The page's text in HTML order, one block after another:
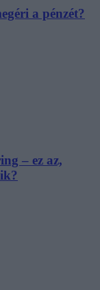
a pénzét?
– ez az,